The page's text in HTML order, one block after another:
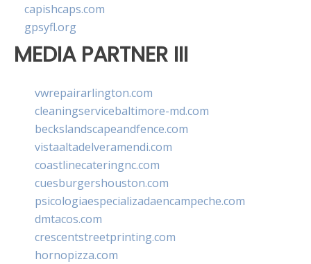
capishcaps.com
gpsyfl.org
MEDIA PARTNER III
vwrepairarlington.com
cleaningservicebaltimore-md.com
beckslandscapeandfence.com
vistaaltadelveramendi.com
coastlinecateringnc.com
cuesburgershouston.com
psicologiaespecializadaencampeche.com
dmtacos.com
crescentstreetprinting.com
hornopizza.com